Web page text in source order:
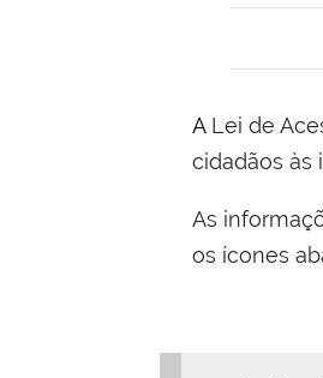
A Lei de Acesso à Informação tem o propósito de assegurar o direito constitucional fundamental de acesso dos
cidadãos às
As
os ícones